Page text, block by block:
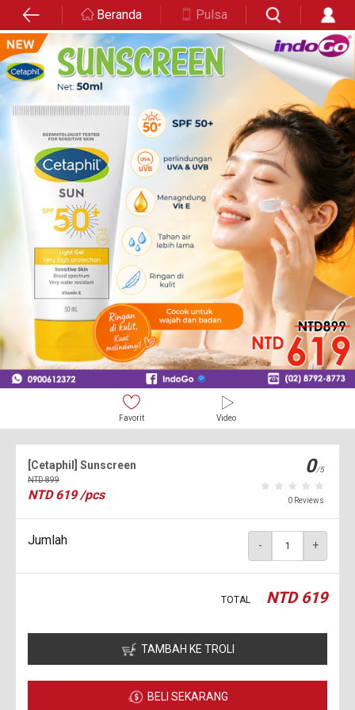
Beranda Pulsa
Favorit Video
[Cetaphil] Sunscreen
NTD899
NTD619 /pcs
0/5
0 Reviews
Jumlah - +
TOTAL NTD 619
TAMBAH KE TROLI
BELI SEKARANG